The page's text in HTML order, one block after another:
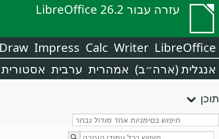
עזרה עבור LibreOffice 26.2
LibreOffice
Writer
Calc
Impress
אנגלית (ארה״ב) אמהרית ערבית אסטורית
תוכן